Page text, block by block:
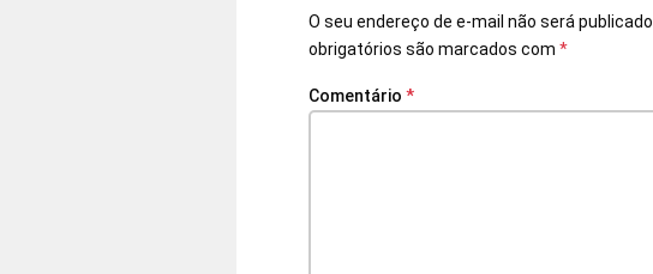
O seu endereço de e-mail não será publicado.
obrigatórios são marcados com *
Comentário *